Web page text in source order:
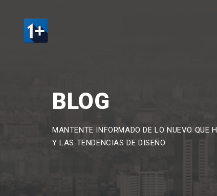
BLOG
MANTENTE INFORMADO DE LO NUEVO QUE
Y LAS TENDENCIAS DE DISEÑO